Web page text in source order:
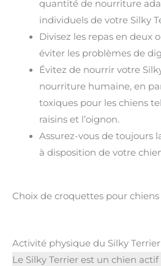
quantité de nourriture
individuels de votre Silky
Divisez les repas en deux
éviter les problèmes de
Évitez de nourrir votre
nourriture humaine, en
toxiques pour les chiens
raisins et l’oignon.
Assurez-vous de toujours
à disposition de votre
Choix de croquettes pour
Activité physique du Silky Terrier
Le Silky Terrier est un chien actif